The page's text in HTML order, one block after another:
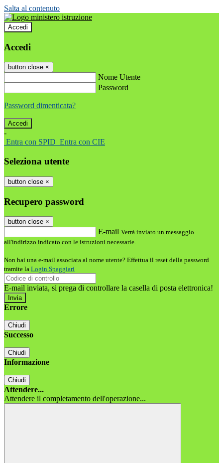
Salta al contenuto
Accedi
Accedi
button close ×
Nome Utente
Password
Password dimenticata?
-
Entra con SPID Entra con CIE
Seleziona utente
button close ×
Recupero password
button close ×
E-mail Verrà inviato un messaggio
all'indirizzo indicato con le istruzioni necessarie.
Non hai una e-mail associata al nome utente? Effettua il reset della password
tramite la Login Spaggiari
E-mail inviata, si prega di controllare la casella di posta elettronica!
Errore
Chiudi
Successo
Chiudi
Informazione
Chiudi
Attendere...
Attendere il completamento dell'operazione...